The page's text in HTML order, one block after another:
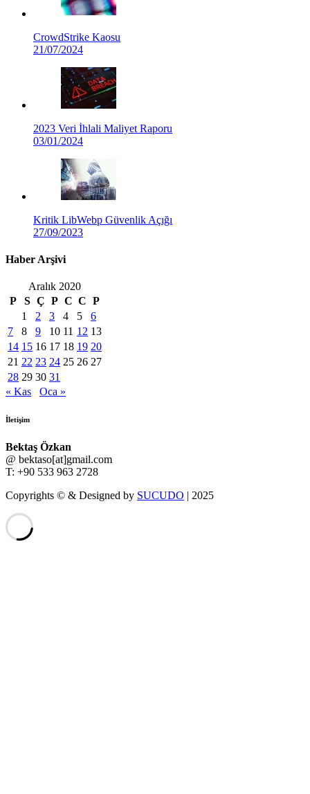
CrowdStrike Kaosu
21/07/2024
2023 Veri İhlali Maliyet Raporu
03/01/2024
Kritik LibWebp Güvenlik Açığı
27/09/2023
Haber Arşivi
Aralık 2020
P
S Ç P C C P
1
2 3 4 5
6
7
8 9 10 11 12 13
14 15 16 17 18 19 20
21 22 23 24 25 26 27
28 29 30 31
« Kas
Oca »
İletişim
Bektaş Özkan
@ bektaso[at]gmail.com
T: +90 533 963 2728
Copyrights © & Designed by SUCUDO | 2025